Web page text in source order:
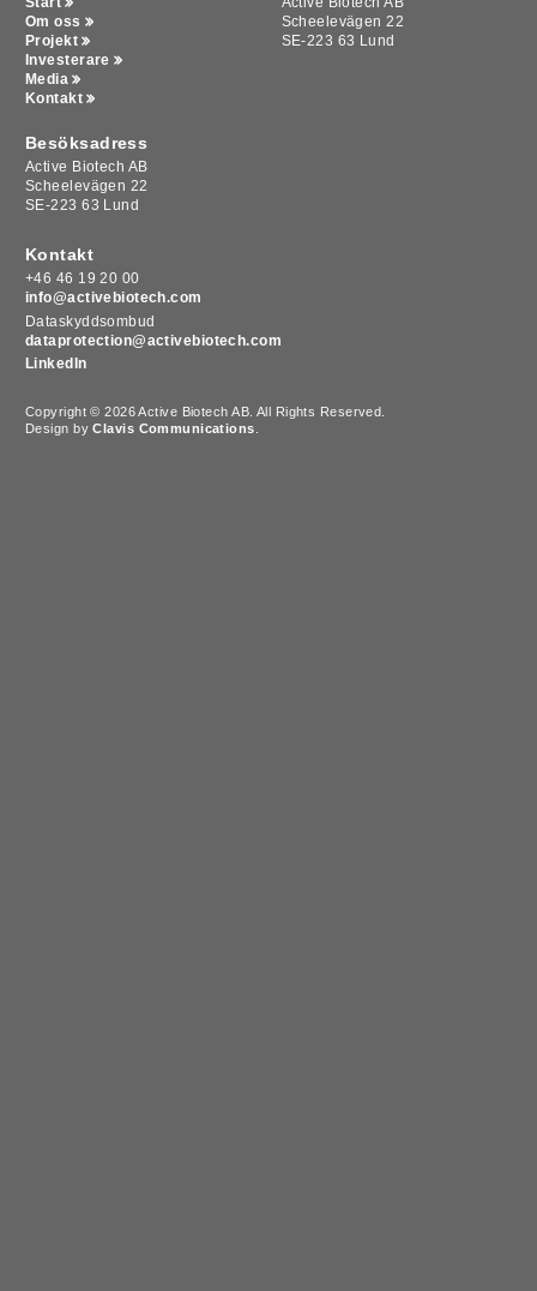
Om oss
Projekt
Investerare
Media
Kontakt
Scheelevägen 22
SE-223 63 Lund
Besöksadress
Active Biotech AB
Scheelevägen 22
SE-223 63 Lund
Kontakt
+46 46 19 20 00
info@activebiotech.com
Dataskyddsombud
dataprotection@activebiotech.com
LinkedIn
Copyright © 2026 Active Biotech AB. All Rights Reserved.
Design byClavis Communications